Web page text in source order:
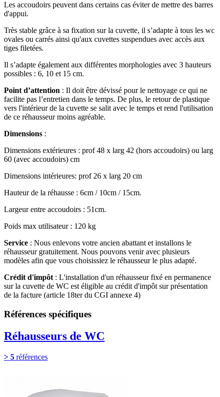
Les accoudoirs peuvent dans certains cas éviter de mettre des barres
d'appui.
Très stable grâce à sa fixation sur la cuvette, il s’adapte à tous les wc
ovales ou carrés ainsi qu'aux cuvettes suspendues avec accès aux
tiges filetées.
Il s’adapte également aux différentes morphologies avec 3 hauteurs
possibles : 6, 10 et 15 cm.
Point d’attention : Il doit être dévissé pour le nettoyage ce qui ne
facilite pas l’entretien dans le temps. De plus, le retour de plastique
vers l'intérieur de la cuvette se salit avec le temps et rend l'utilisation
de ce réhausseur moins agréable.
Dimensions :
Dimensions extérieures : prof 48 x larg 42 (hors accoudoirs) ou larg
60 (avec accoudoirs) cm
Dimensions intérieures: prof 26 x larg 20 cm
Hauteur de la réhausse : 6cm / 10cm / 15cm.
Largeur entre accoudoirs : 51cm.
Poids max utilisateur : 120 kg
Service : Nous enlevons votre ancien abattant et installons le
réhausseur gratuitement. Nous pouvons venir avec plusieurs
modèles afin que vous choisissiez le réhausseur le plus adapté.
Crédit d'impôt: L'installation d'un réhausseur fixé en permanence
sur la cuvette de WC est éligible au crédit d'impôt sur présentation
de la facture (article 18ter du CGI annexe 4)
Références spécifiques
Réhausseurs de WC
> 5 références